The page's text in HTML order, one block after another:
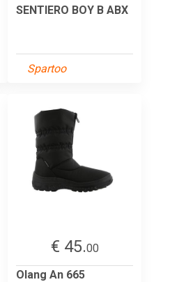
SENTIERO BOY B ABX
Spartoo
€ 45.00
Olang An 665